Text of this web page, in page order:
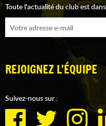
Toute l'actualité du club est
REJOIGNEZ L'ÉQUIPE
Suivez-nous sur :